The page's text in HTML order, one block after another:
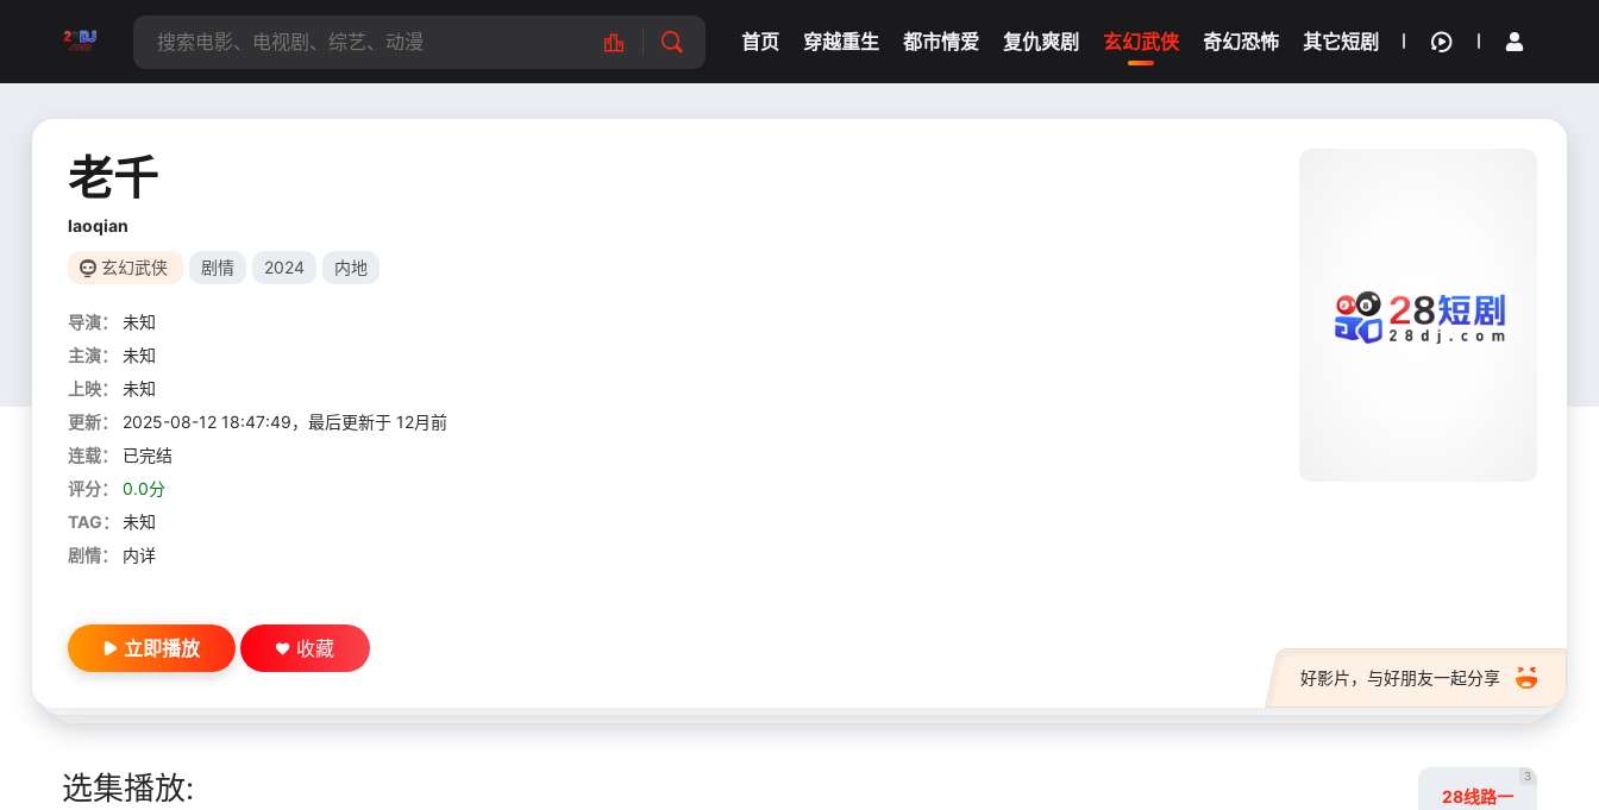
首页 穿越重生 都市情爱 复仇爽剧 玄幻武侠 奇幻恐怖 其它短剧
我的观影记录
老千
laoqian
玄幻武侠 剧情 2024 内地
导演：
未知
主演：
未知
上映：
未知
更新：
2025-08-12 18:47:49，最后更新于 12月前
连载：
已完结
评分：
0.0分
TAG：
未知
剧情：
内详
好影片，与好朋友一起分享
立即播放 收藏
选集播放: 28线路一
3